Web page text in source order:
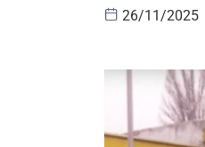
26/11/2025